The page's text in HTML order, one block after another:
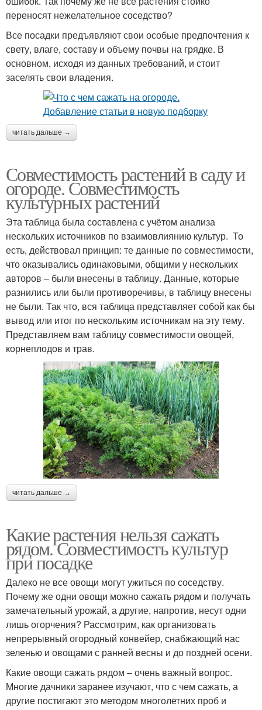
переносят нежелательное соседство?
Все посадки предъявляют свои особые предпочтения к
свету, влаге, составу и объему почвы на грядке. В
основном, исходя из данных требований, и стоит
заселять свои владения.
читать дальше →
Совместимость растений в саду и
огороде. Совместимость
культурных растений
Эта таблица была составлена с учётом анализа
нескольких источников по взаимовлиянию культур. То
есть, действовал принцип: те данные по совместимости,
что оказывались одинаковыми, общими у нескольких
авторов – были внесены в таблицу. Данные, которые
разнились или были противоречивы, в таблицу внесены
не были. Так что, вся таблица представляет собой как бы
вывод или итог по нескольким источникам на эту тему.
Представляем вам таблицу совместимости овощей,
корнеплодов и трав.
читать дальше →
Какие растения нельзя сажать
рядом. Совместимость культур
при посадке
Далеко не все овощи могут ужиться по соседству.
Почему же одни овощи можно сажать рядом и получать
замечательный урожай, а другие, напротив, несут одни
лишь огорчения? Рассмотрим, как организовать
непрерывный огородный конвейер, снабжающий нас
зеленью и овощами с ранней весны и до поздней осени.
Какие овощи сажать рядом – очень важный вопрос.
Многие дачники заранее изучают, что с чем сажать, а
другие постигают это методом многолетних проб и